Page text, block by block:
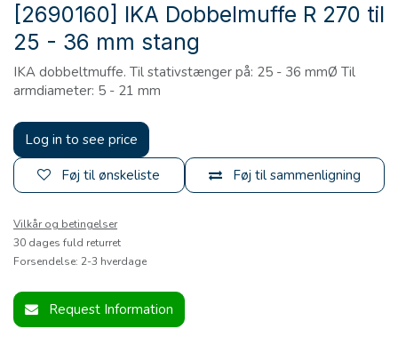
[2690160] IKA Dobbelmuffe R 270 til
25 - 36 mm stang
IKA dobbeltmuffe. Til stativstænger på: 25 - 36 mmØ Til
armdiameter: 5 - 21 mm
Log in to see price
Føj til sammenligning
Føj til ønskeliste
Vilkår og betingelser
30 dages fuld returret
Forsendelse: 2-3 hverdage
Request Information